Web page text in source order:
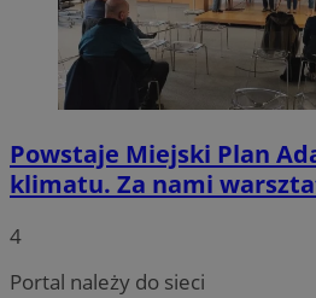
Powstaje Miejski Plan
klimatu. Za nami
4
Portal należy do sieci
Funkcjonalność
niezbędnych plików cookie nie
korzystać ze strony internetowej.